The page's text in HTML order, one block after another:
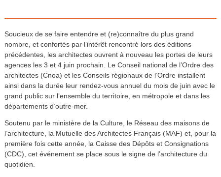
Soucieux de se faire entendre et (re)connaître du plus grand
nombre, et confortés par l’intérêt rencontré lors des éditions
précédentes, les architectes ouvrent à nouveau les portes de leurs
agences les 3 et 4 juin prochain. Le Conseil national de l’Ordre des
architectes (Cnoa) et les Conseils régionaux de l’Ordre installent
ainsi dans la durée leur rendez-vous annuel du mois de juin avec le
grand public sur l’ensemble du territoire, en métropole et dans les
départements d’outre-mer.
Soutenu par le ministère de la Culture, le Réseau des maisons de
l’architecture, la Mutuelle des Architectes Français (MAF) et, pour la
première fois cette année, la Caisse des Dépôts et Consignations
(CDC), cet événement se place sous le signe de l’architecture du
quotidien.